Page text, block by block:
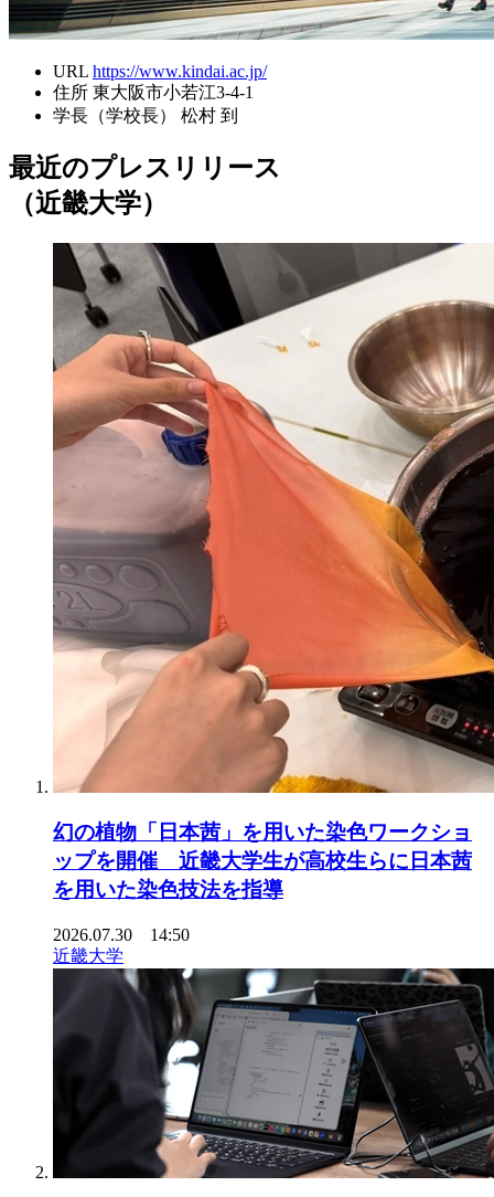
URL https://www.kindai.ac.jp/
住所 東大阪市小若江3-4-1
学長（学校長）
松村 到
最近のプレスリリース
（近畿大学）
幻の植物「日本茜」を用いた染色ワークショ
ップを開催 近畿大学生が高校生らに日本茜
を用いた染色技法を指導
2026.07.30 14:50
近畿大学